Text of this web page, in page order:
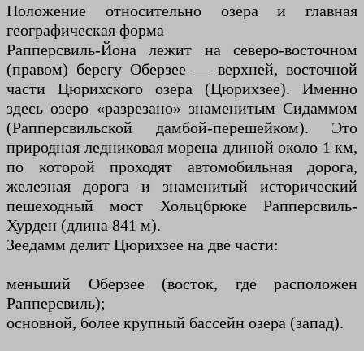
Положение относительно озера и главная
географическая форма
Рапперсвиль-Йона лежит на северо-восточном
(правом) берегу Оберзее — верхней, восточной
части Цюрихского озера (Цюрихзее). Именно
здесь озеро «разрезано» знаменитым Сидаммом
(Рапперсвильской дамбой-перешейком). Это
природная ледниковая морена длиной около 1 км,
по которой проходят автомобильная дорога,
железная дорога и знаменитый исторический
пешеходный мост Хольцбрюке Рапперсвиль-
Хурден (длина 841 м).
Зеедамм делит Цюрихзее на две части:
меньший Оберзее (восток, где расположен
Рапперсвиль);
основной, более крупный бассейн озера (запад).